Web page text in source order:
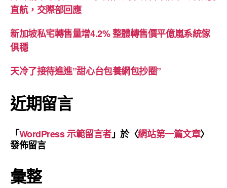
直航，交際部回應
新加坡私宅轉售量增4.2% 整體轉售價平億嵐系統傢
俱穩
天冷了接待進進”甜心台包養網包抄圈”
近期留言
「WordPress 示範留言者」於〈網站第一篇文章〉
發佈留言
彙整